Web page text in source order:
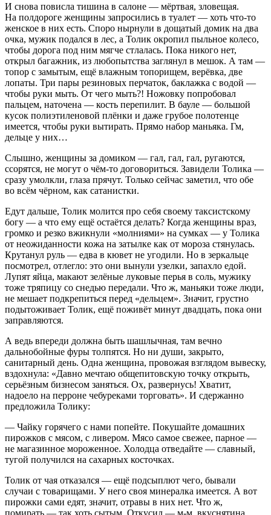
И снова повисла тишина в салоне — мёртвая, зловещая.
На полдороге женщины запросились в туалет — хоть что-то
женское в них есть. Споро нырнули в дощатый домик на два
очка, мужик подался в лес, а Толик окропил пыльное колесо,
чтобы дорога под ним мягче стлалась. Пока никого нет,
открыл багажник, из любопытства заглянул в мешок. А там —
топор с замытым, ещё влажным топорищем, верёвка, две
лопаты. Три пары резиновых перчаток, баклажка с водой —
чтобы руки мыть. От чего мыть?! Ножовку попробовал
пальцем, наточена — кость перепилит. В бауле — большой
кусок полиэтиленовой плёнки и даже грубое полотенце
имеется, чтобы руки вытирать. Прямо набор маньяка. Гм,
дельце у них…
Слышно, женщины за домиком — гал, гал, гал, ругаются,
ссорятся, не могут о чём-то договориться. Завидели Толика —
сразу умолкли, глаза прячут. Только сейчас заметил, что обе
во всём чёрном, как сатанистки.
Едут дальше, Толик молится про себя своему таксистскому
богу — а что ему ещё остаётся делать? Когда женщины враз,
громко и резко вжикнули «молниями» на сумках — у Толика
от неожиданности кожа на затылке как от мороза стянулась.
Крутанул руль — едва в кювет не угодили. Но в зеркальце
посмотрел, отлегло: это они вынули узелки, запахло едой.
Лупят яйца, макают зелёные луковые перья в соль, мужику
тоже тряпицу со снедью передали. Что ж, маньяки тоже люди,
не мешает подкрепиться перед «дельцем». Значит, грустно
подытоживает Толик, ещё поживёт минут двадцать, пока они
заправляются.
А ведь впереди должна быть шашлычная, там вечно
дальнобойные фуры толпятся. Но ни души, закрыто,
санитарный день. Одна женщина, провожая взглядом вывеску,
вздохнула: «Давно мечтаю общепитовскую точку открыть,
серьёзным бизнесом заняться. Ох, развернусь! Хватит,
надоело на перроне чебуреками торговать». И сдержанно
предложила Толику:
— Чайку горячего с нами попейте. Покушайте домашних
пирожков с мясом, с ливером. Мясо самое свежее, парное —
не магазинное мороженное. Холодца отведайте — славный,
тугой получился на сахарных косточках.
Толик от чая отказался — ещё подсыплют чего, бывали
случаи с товарищами. У него своя минералка имеется. А вот
пирожки сами едят, значит, отравы в них нет. Что ж,
помирать — так хоть сытым. Откусил — м-м, вкуснятина,